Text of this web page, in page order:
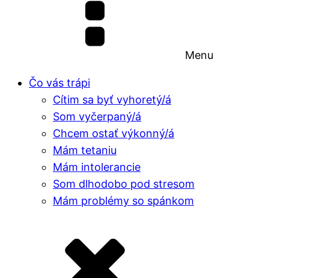
Menu
Čo vás trápi
Cítim sa byť vyhoretý/á
Som vyčerpaný/á
Chcem ostať výkonný/á
Mám tetaniu
Mám intolerancie
Som dlhodobo pod stresom
Mám problémy so spánkom